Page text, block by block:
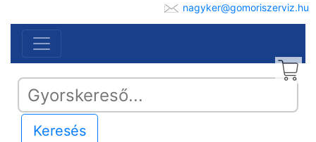
nagyker@gomoriszerviz.hu
Keresés